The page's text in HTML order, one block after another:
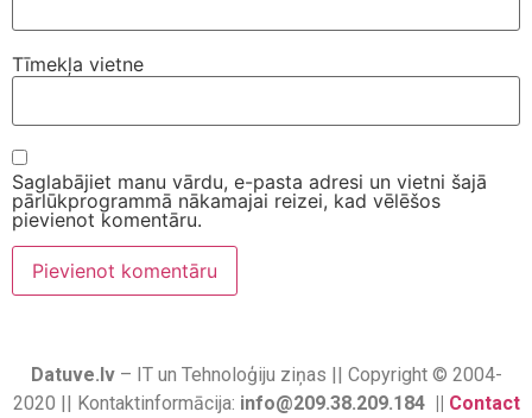
Tīmekļa vietne
Saglabājiet manu vārdu, e-pasta adresi un vietni šajā
pārlūkprogrammā nākamajai reizei, kad vēlēšos
pievienot komentāru.
Datuve.lv– IT un Tehnoloģiju ziņas || Copyright © 2004-
2020 || Kontaktinformācija: info@209.38.209.184 || Contact